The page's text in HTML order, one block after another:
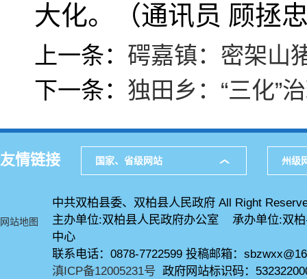
大化。（通讯员 顾拯
上一条： 𥔲嘉镇：密架山
下一条： 独田乡：“三化”
友情链接 国家、省级网站 州级
网站地图
中共双柏县委、双柏县人民政府 All Right
主办单位:双柏县人民政府办公室 承办单位:双
中心
联系电话：0878-7722599 投稿邮箱：
滇ICP备12005231号 政府网站标识码：